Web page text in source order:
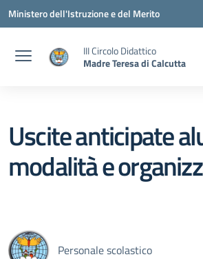
Vai ai contenuti
Vai al menu di navigazione
Vai al footer
Ministero dell'Istruzione e del Merito
III Circolo Didattico
Madre Teresa di Calcutta
Uscite anticipate
modalità e
Personale scolastico